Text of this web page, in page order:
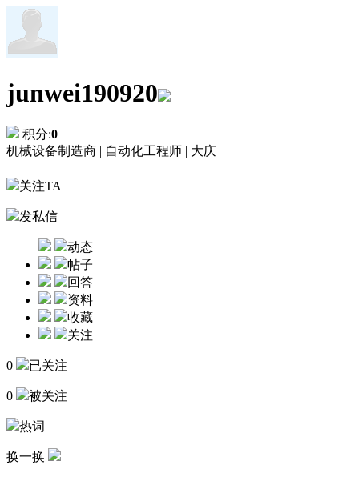
junwei190920
积分:0
机械设备制造商 | 自动化工程师 | 大庆
关注TA
发私信
动态
帖子
回答
资料
收藏
关注
0 已关注
0 被关注
热词
换一换